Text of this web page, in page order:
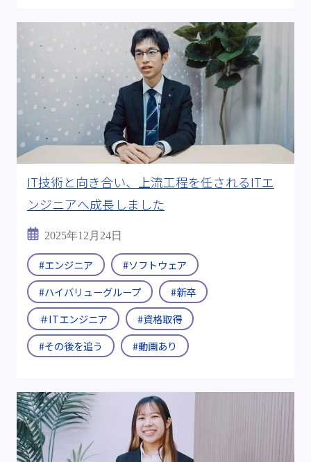
IT技術と向き合い、上流工程を任されるITエ
ンジニアへ成長しました
2025年12月24日
#エンジニア
#ソフトウェア
#ハイバリューグループ
#新卒
＃ITエンジニア
#資格取得
#その後を追う
#動画あり